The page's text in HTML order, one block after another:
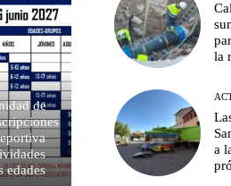
de
edades
la
a